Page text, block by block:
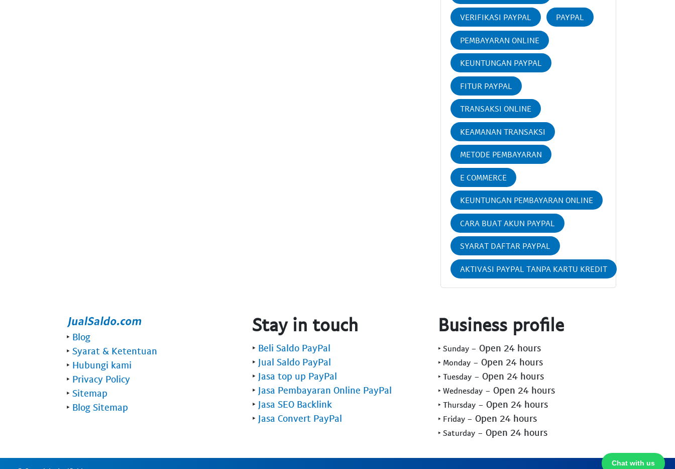
VERIFIKASI PAYPAL PAYPAL
PEMBAYARAN ONLINE
KEUNTUNGAN PAYPAL
FITUR PAYPAL
TRANSAKSI ONLINE
KEAMANAN TRANSAKSI
METODE PEMBAYARAN
E COMMERCE
KEUNTUNGAN PEMBAYARAN ONLINE
CARA BUAT AKUN PAYPAL
SYARAT DAFTAR PAYPAL
AKTIVASI PAYPAL TANPA KARTU KREDIT
Chat with us
‣ Blog
‣ Syarat & Ketentuan
‣ Hubungi kami
‣ Privacy Policy
‣ Sitemap
‣ Blog Sitemap
Stay in touch
‣ Beli Saldo PayPal
‣ Jual Saldo PayPal
‣ Jasa top up PayPal
‣ Jasa Pembayaran Online PayPal
‣ Jasa SEO Backlink
‣ Jasa Convert PayPal
Business profile
‣ Sunday - Open 24 hours
‣ Monday - Open 24 hours
‣ Tuesday - Open 24 hours
‣ Wednesday - Open 24 hours
‣ Thursday - Open 24 hours
‣ Friday - Open 24 hours
‣ Saturday - Open 24 hours